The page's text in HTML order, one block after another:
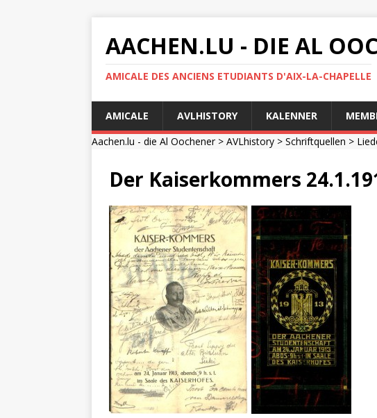
AACHEN.LU - DIE AL
AMICALE DES ANCIENS ETUDIANTS D'AIX-LA-CHAPELLE
AMICALE AVLHISTORY KALENNER
Aachen.lu - die Al Oochener> AVLhistory > Schriftquellen >
Der Kaiserkommers